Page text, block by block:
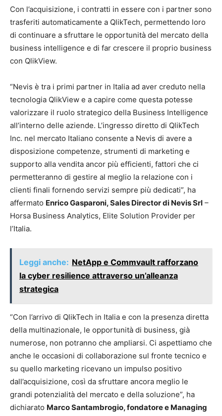
Con l’acquisizione, i contratti in essere con i partner sono
trasferiti automaticamente a QlikTech, permettendo loro
di continuare a sfruttare le opportunità del mercato della
business intelligence e di far crescere il proprio business
con QlikView.
“Nevis è tra i primi partner in Italia ad aver creduto nella
tecnologia QlikView e a capire come questa potesse
valorizzare il ruolo strategico della Business Intelligence
all’interno delle aziende. L’ingresso diretto di QlikTech
Inc. nel mercato Italiano consente a Nevis di avere a
disposizione competenze, strumenti di marketing e
supporto alla vendita ancor più efficienti, fattori che ci
permetteranno di gestire al meglio la relazione con i
clienti finali fornendo servizi sempre più dedicati”, ha
affermato Enrico Gasparoni, Sales Director di Nevis Srl –
Horsa Business Analytics, Elite Solution Provider per
l’Italia.
Leggi anche: NetApp e Commvault rafforzano
la cyber resilience attraverso un’alleanza
strategica
“Con l’arrivo di QlikTech in Italia e con la presenza diretta
della multinazionale, le opportunità di business, già
numerose, non potranno che ampliarsi. Ci aspettiamo che
anche le occasioni di collaborazione sul fronte tecnico e
su quello marketing ricevano un impulso positivo
dall’acquisizione, così da sfruttare ancora meglio le
grandi potenzialità del mercato e della soluzione”, ha
dichiarato Marco Santambrogio, fondatore e Managing